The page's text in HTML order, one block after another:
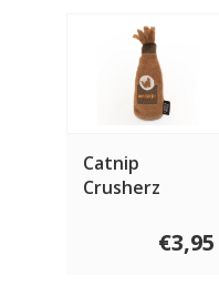
Catnip
Crusherz
€3,95